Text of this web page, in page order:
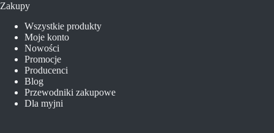
Zakupy
Wszystkie produkty
Moje konto
Nowości
Promocje
Producenci
Blog
Przewodniki zakupowe
Dla myjni